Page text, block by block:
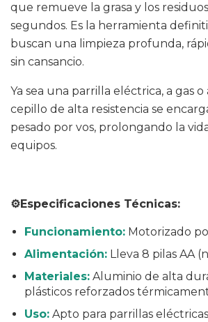
que remueve la grasa y los
segundos. Es la herramienta
buscan una limpieza profunda,
sin cansancio.
Ya sea una parrilla eléctrica, a gas
cepillo de alta resistencia se
pesado por vos, prolongando la
equipos.
⚙️Especificaciones Técnicas:
Funcionamiento: Motorizado
Alimentación: Lleva 8 pilas AA
Materiales: Aluminio de alta
plásticos reforzados
Uso: Apto para parrillas